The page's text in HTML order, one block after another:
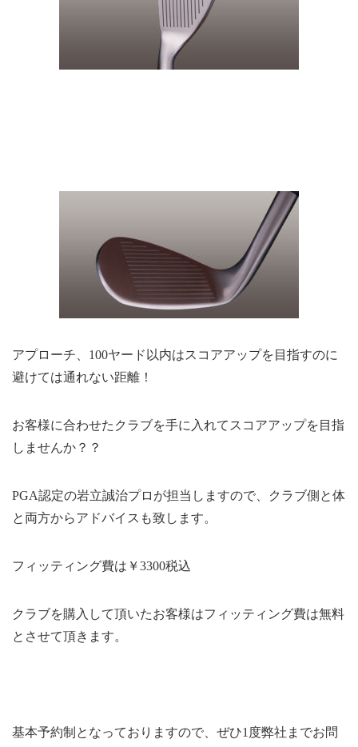
アプローチ、100ヤード以内はスコアアップを目指すのに
避けては通れない距離！
お客様に合わせたクラブを手に入れてスコアアップを目指
しませんか？？
PGA認定の岩立誠治プロが担当しますので、クラブ側と体
と両方からアドバイスも致します。
フィッティング費は￥3300税込
クラブを購入して頂いたお客様はフィッティング費は無料
とさせて頂きます。
基本予約制となっておりますので、ぜひ1度弊社までお問